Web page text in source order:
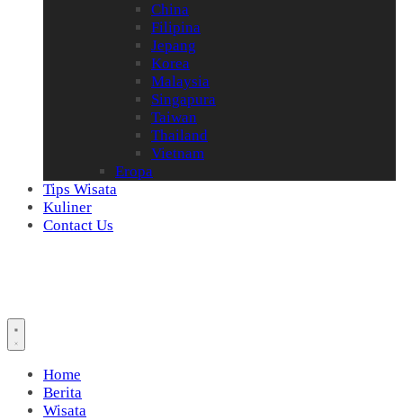
China
Filipina
Jepang
Korea
Malaysia
Singapura
Taiwan
Thailand
Vietnam
Eropa
Tips Wisata
Kuliner
Contact Us
Home
Berita
Wisata